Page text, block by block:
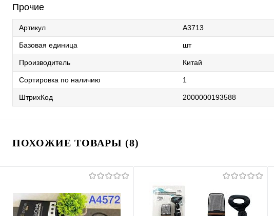
Прочие
Артикул A3713
Базовая единица шт
Производитель Китай
Сортировка по наличию 1
ШтрихКод 2000000193588
ПОХОЖИЕ ТОВАРЫ (8)